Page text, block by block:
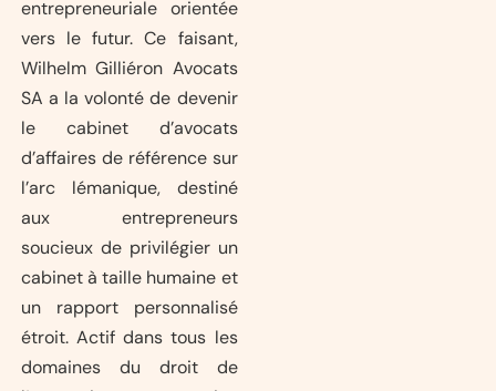
entrepreneuriale orientée
vers le futur. Ce faisant,
Wilhelm Gilliéron Avocats
SA a la volonté de devenir
le cabinet d’avocats
d’affaires de référence sur
l’arc lémanique, destiné
aux entrepreneurs
soucieux de privilégier un
cabinet à taille humaine et
un rapport personnalisé
étroit. Actif dans tous les
domaines du droit de